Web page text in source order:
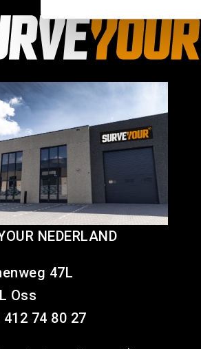
NEDERLAND
47L
Oss
74 80 27